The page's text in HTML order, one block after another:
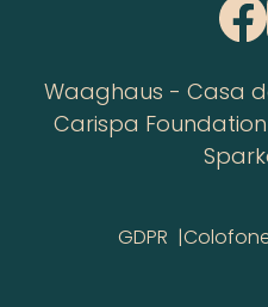
Waaghaus - Casa
Carispa
GDPR